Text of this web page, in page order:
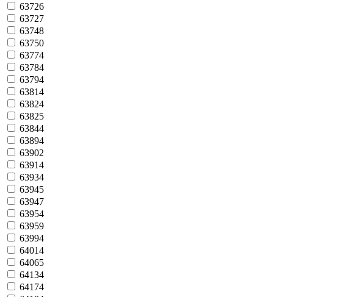
63726
63727
63748
63750
63774
63784
63794
63814
63824
63825
63844
63894
63902
63914
63934
63945
63947
63954
63959
63994
64014
64065
64134
64174